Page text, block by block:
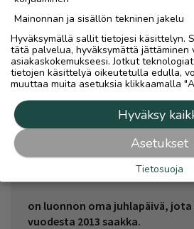
päivänä.
Kuten jokaisella tutulla
Suomen luonnon päivällä on
mustikkapiirakka.
Yliopiston almanakkatoimisto
virallisen merkkipäivän vuonna
perinteisestä almanakasta
on luonnon oma juhlapäivä,
vuodesta 2013 saakka.
Mainonnan ja sisällön tekninen jakelu
Hyväksymällä sallit tietojesi käsittelyn.
tätä palvelua, hyväksymättä jättäminen
asiakaskokemukseesi. Jotkut
tietojen käsittelyä oikeutetulla edulla,
muuttaa muita asetuksia klikkaamalla
Hyväksy
Asetukset
Tietosuoja